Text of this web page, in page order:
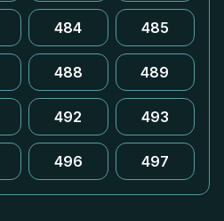
484 485
488 489
492 493
496 497